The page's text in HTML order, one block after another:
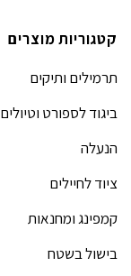
קטגוריות מוצרים
תרמילים ותיקים
ביגוד לספורט וטיולים
הנעלה
ציוד לחיילים
קמפינג ומחנאות
בישול בשטח